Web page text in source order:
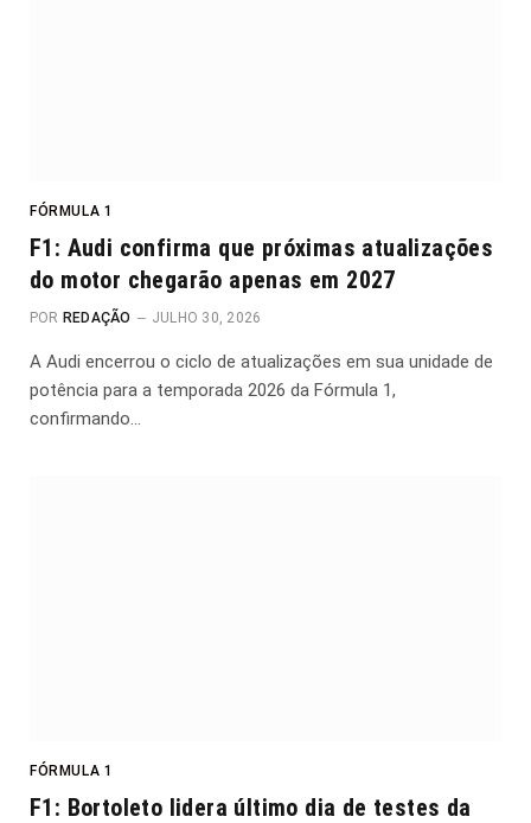
FÓRMULA 1
F1: Audi confirma que próximas atualizações
do motor chegarão apenas em 2027
POR REDAÇÃO JULHO 30, 2026
A Audi encerrou o ciclo de atualizações em sua unidade de
potência para a temporada 2026 da Fórmula 1,
confirmando…
FÓRMULA 1
F1: Bortoleto lidera último dia de testes da